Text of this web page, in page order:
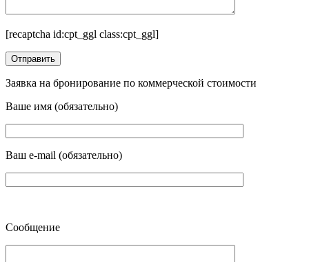
[recaptcha id:cpt_ggl class:cpt_ggl]
Заявка на бронирование по коммерческой стоимости
Ваше имя (обязательно)
Ваш e-mail (обязательно)
Сообщение